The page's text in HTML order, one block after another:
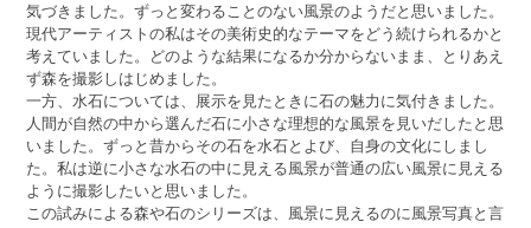
気づきました。ずっと変わることのない風景のようだと思いました。
現代アーティストの私はその美術史的なテーマをどう続けられるかと
考えていました。どのような結果になるか分からないまま、とりあえ
ず森を撮影しはじめました。
一方、水石については、展示を見たときに石の魅力に気付きました。
人間が自然の中から選んだ石に小さな理想的な風景を見いだしたと思
いました。ずっと昔からその石を水石とよび、自身の文化にしまし
た。私は逆に小さな水石の中に見える風景が普通の広い風景に見える
ように撮影したいと思いました。
この試みによる森や石のシリーズは、風景に見えるのに風景写真と言